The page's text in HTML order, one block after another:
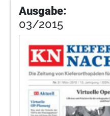
Ausgabe:
03/2015